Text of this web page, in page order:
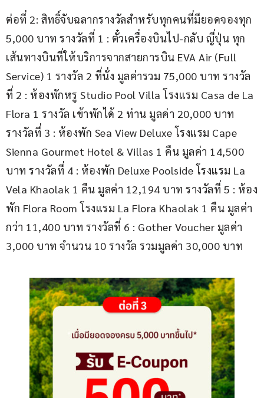
ต่อที่ 2: สิทธิ์จับฉลากรางวัลสำหรับทุกคนที่มียอดจองทุก
5,000 บาท รางวัลที่ 1 : ตั๋วเครื่องบินไป-กลับ ญี่ปุ่น ทุก
เส้นทางบินที่ให้บริการจากสายการบิน EVA Air (Full
Service) 1 รางวัล 2 ที่นั่ง มูลค่ารวม 75,000 บาท รางวัล
ที่ 2 : ห้องพักหรู Studio Pool Villa โรงแรม Casa de La
Flora 1 รางวัล เข้าพักได้ 2 ท่าน มูลค่า 20,000 บาท
รางวัลที่ 3 : ห้องพัก Sea View Deluxe โรงแรม Cape
Sienna Gourmet Hotel & Villas 1 คืน มูลค่า 14,500
บาท รางวัลที่ 4 : ห้องพัก Deluxe Poolside โรงแรม La
Vela Khaolak 1 คืน มูลค่า 12,194 บาท รางวัลที่ 5 : ห้อง
พัก Flora Room โรงแรม La Flora Khaolak 1 คืน มูลค่า
กว่า 11,400 บาท รางวัลที่ 6 : Gother Voucher มูลค่า
3,000 บาท จำนวน 10 รางวัล รวมมูลค่า 30,000 บาท